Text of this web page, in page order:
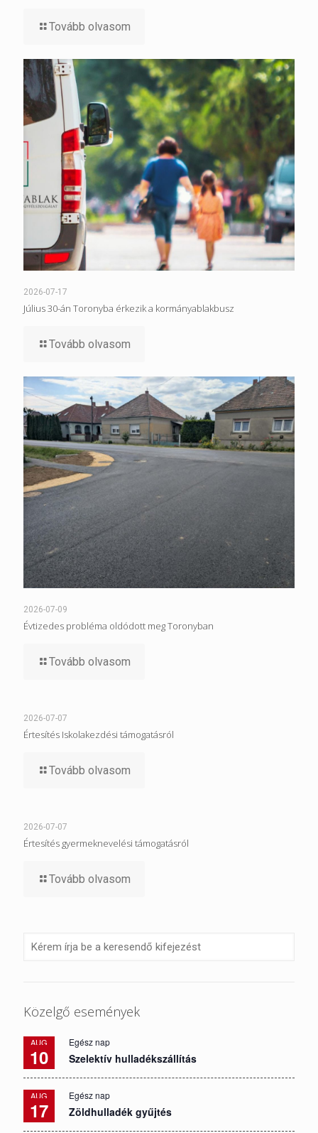
Tovább olvasom
2026-07-17
Július 30-án Toronyba érkezik a kormányablakbusz
Tovább olvasom
2026-07-09
Évtizedes probléma oldódott meg Toronyban
Tovább olvasom
2026-07-07
Értesítés Iskolakezdési támogatásról
Tovább olvasom
2026-07-07
Értesítés gyermeknevelési támogatásról
Tovább olvasom
Közelgő események
AUG
10
Egész nap
Szelektív hulladékszállítás
AUG
17
Egész nap
Zöldhulladék gyűjtés